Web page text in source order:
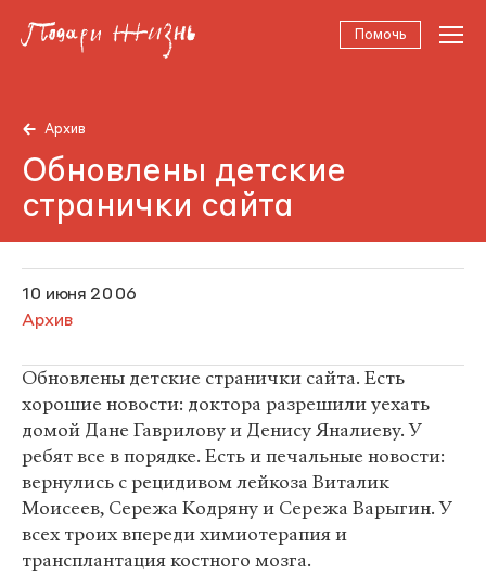
Помочь
Архив
Обновлены детские
странички сайта
10 июня 2006
Архив
Обновлены детские странички сайта. Есть
хорошие новости: доктора разрешили уехать
домой Дане Гаврилову и Денису Яналиеву. У
ребят все в порядке. Есть и печальные новости:
вернулись с рецидивом лейкоза Виталик
Моисеев, Сережа Кодряну и Сережа Варыгин. У
всех троих впереди химиотерапия и
трансплантация костного мозга.